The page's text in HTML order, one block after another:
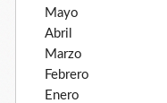
Mayo
Abril
Marzo
Febrero
Enero